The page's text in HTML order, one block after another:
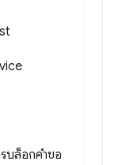
บล็อกคำขอ